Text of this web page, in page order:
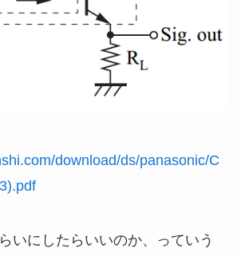
download/ds/panasonic/C
いにしたらいいのか、っていう